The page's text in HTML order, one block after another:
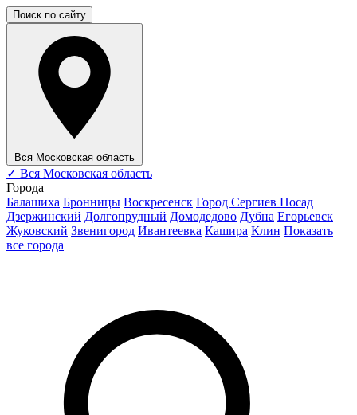
Поиск по сайту
Вся Московская область
✓ Вся Московская область
Города
Балашиха Бронницы Воскресенск Город Сергиев Посад
Дзержинский Долгопрудный Домодедово Дубна Егорьевск
Жуковский Звенигород Ивантеевка Кашира Клин Показать
все города